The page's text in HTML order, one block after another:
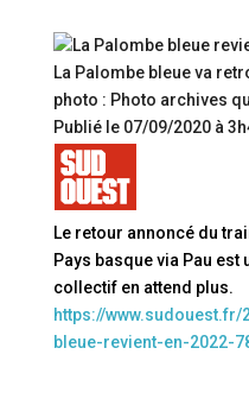
La Palombe bleue va
photo : Photo archives
Publié le 07/09/2020 à
Le retour annoncé du
Pays basque via Pau
collectif en attend plus.
https://
bleue-revient-en-2022-